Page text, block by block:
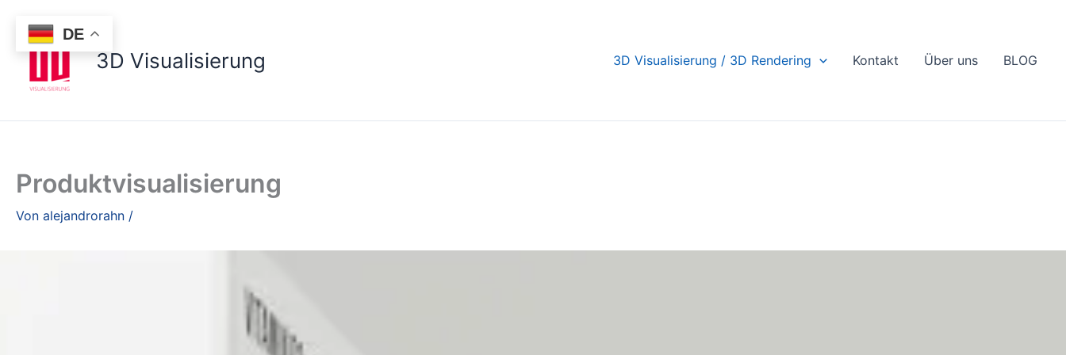
Inhalt
springen
3D Visualisierung 3D Visualisierung / 3D Rendering Kontakt Über uns BLOG
Produktvisualisierung
Von alejandrorahn /
DE